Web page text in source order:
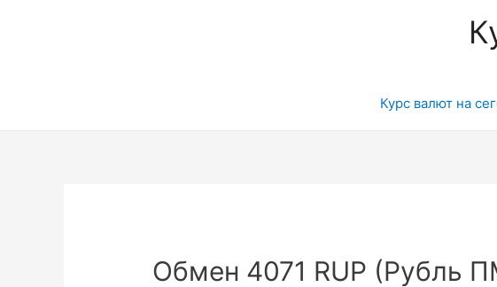
Курс валют на
Обмен 4071 RUP (Рубль